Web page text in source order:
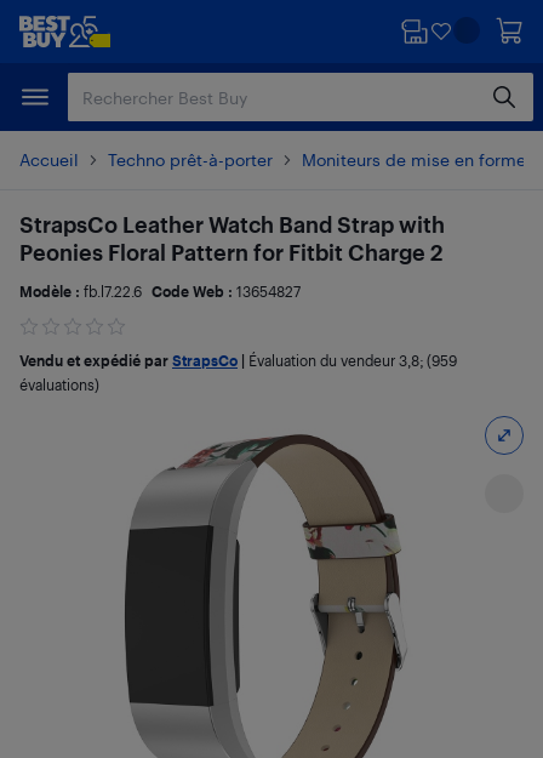
Passer
principal
Passer
Accueil Techno prêt-à-porter Moniteurs de mise en forme
StrapsCo Leather Watch Band Strap with
Peonies Floral Pattern for Fitbit Charge 2
Modèle : fb.l7.22.6 Code Web : 13654827
Vendu et expédié par StrapsCo Évaluation du vendeur 3,8; (959
évaluations)